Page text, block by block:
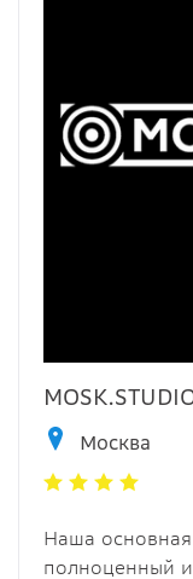
Москва
Наша
полноценный